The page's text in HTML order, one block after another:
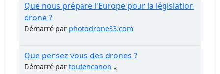
Que nous prépare l'Europe pour la législation
drone ?
Démarré par photodrone33.com
Que pensez vous des drones ?
Démarré partoutencanon